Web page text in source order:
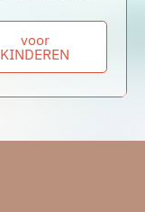
voor
KINDEREN